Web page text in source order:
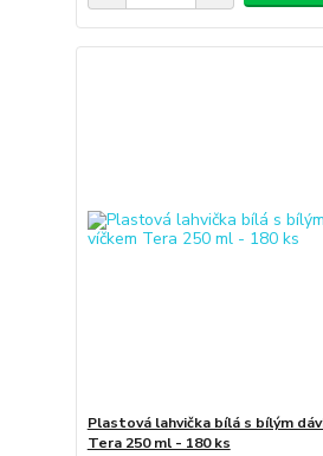
Plastová lahvička bílá s bílým
Tera 250 ml - 180 ks